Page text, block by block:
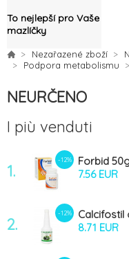
To nejlepší pro Vaše
mazlíčky
Nezařazené zboží
Podpora metabolismu
NEURČENO
I più venduti
1.
-12%
Forbid
7.56 EUR
2.
-12%
Calcifostil
8.71 EUR